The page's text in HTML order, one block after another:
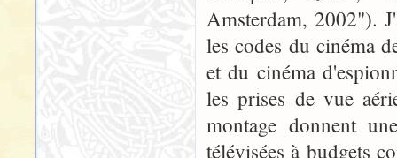
Amsterdam, 2002").
les codes du cinéma
et du cinéma
les prises de vue
montage donnent
télévisées à budgets